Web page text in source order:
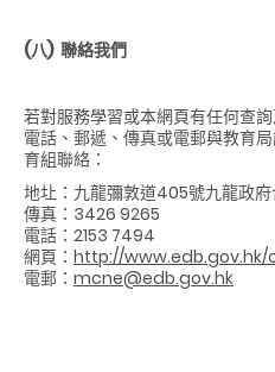
(八) 聯絡我們
若對服務學習或本網頁有任何查
電話、郵遞、傳真或電郵與教育
育組聯絡：
地圵： 九龍彌敦道405號九龍政
傳真： 3426 9265
電話： 2153 7494
網頁： http://
電郵： mcne@edb.gov.hk